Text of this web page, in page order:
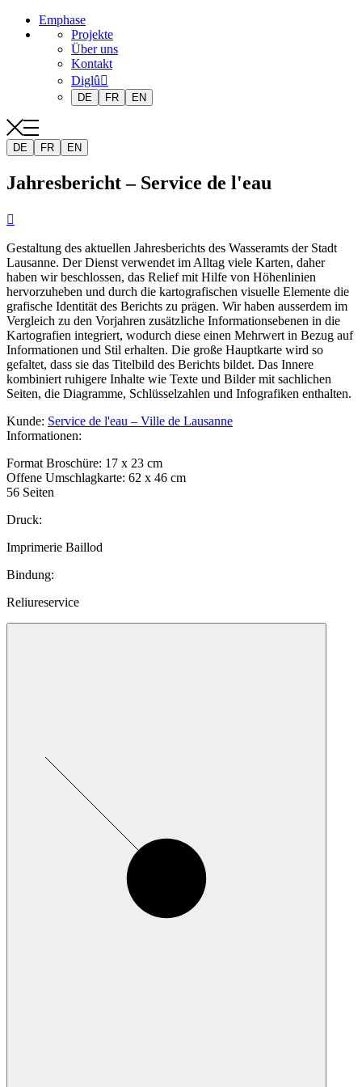
Emphase
Projekte
Über uns
Kontakt
Diglû
DE FR EN
DE FR EN
Jahresbericht – Service de l'eau

Gestaltung des aktuellen Jahresberichts des Wasseramts der Stadt
Lausanne. Der Dienst verwendet im Alltag viele Karten, daher
haben wir beschlossen, das Relief mit Hilfe von Höhenlinien
hervorzuheben und durch die kartografischen visuelle Elemente die
grafische Identität des Berichts zu prägen. Wir haben ausserdem im
Vergleich zu den Vorjahren zusätzliche Informationsebenen in die
Kartografien integriert, wodurch diese einen Mehrwert in Bezug auf
Informationen und Stil erhalten. Die große Hauptkarte wird so
gefaltet, dass sie das Titelbild des Berichts bildet. Das Innere
kombiniert ruhigere Inhalte wie Texte und Bilder mit sachlichen
Seiten, die Diagramme, Schlüsselzahlen und Infografiken enthalten.
Kunde: Service de l'eau – Ville de Lausanne
Informationen:
Format Broschüre: 17 x 23 cm
Offene Umschlagkarte: 62 x 46 cm
56 Seiten
Druck:
Imprimerie Baillod
Bindung:
Reliureservice